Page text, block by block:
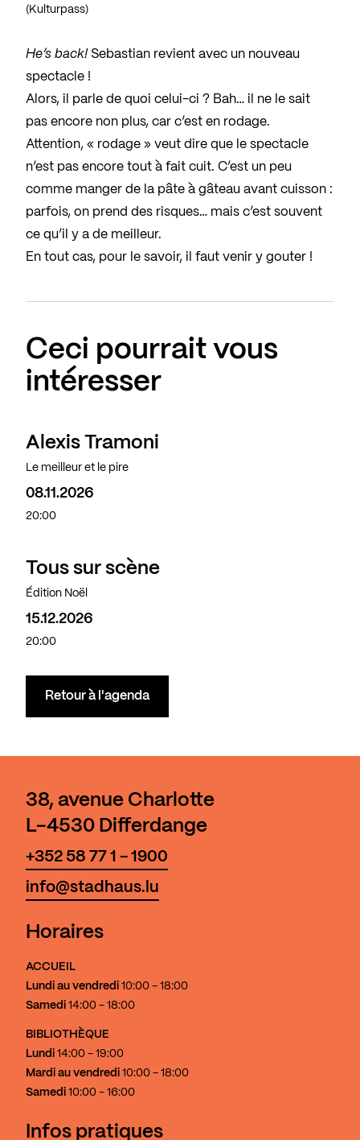
(Kulturpass)
He’s back! Sebastian revient avec un nouveau
spectacle !
Alors, il parle de quoi celui-ci ? Bah… il ne le sait
pas encore non plus, car c’est en rodage.
Attention, « rodage » veut dire que le spectacle
n’est pas encore tout à fait cuit. C’est un peu
comme manger de la pâte à gâteau avant cuisson :
parfois, on prend des risques… mais c’est souvent
ce qu’il y a de meilleur.
En tout cas, pour le savoir, il faut venir y gouter !
Ceci pourrait vous
intéresser
Alexis Tramoni
Le meilleur et le pire
08.11.2026
20:00
Tous sur scène
Édition Noël
15.12.2026
20:00
Retour à l'agenda
38, avenue Charlotte
L-4530 Differdange
+352 58 77 1 - 1900
info@stadhaus.lu
Horaires
ACCUEIL
Lundi au vendredi 10:00 - 18:00
Samedi 14:00 - 18:00
BIBLIOTHÈQUE
Lundi 14:00 - 19:00
Mardi au vendredi 10:00 - 18:00
Samedi 10:00 - 16:00
Infos pratiques